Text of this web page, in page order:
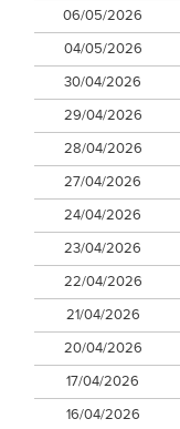
06/05/2026
04/05/2026
30/04/2026
29/04/2026
28/04/2026
27/04/2026
24/04/2026
23/04/2026
22/04/2026
21/04/2026
20/04/2026
17/04/2026
16/04/2026